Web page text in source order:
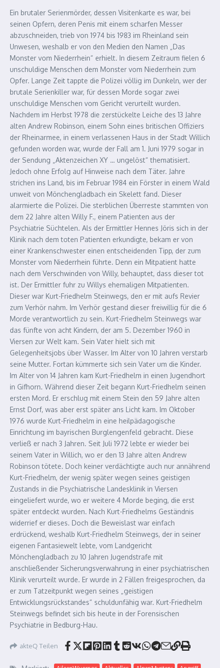
Ein brutaler Serienmörder, dessen Visitenkarte es war, bei
seinen Opfern, deren Penis mit einem scharfen Messer
abzuschneiden, trieb von 1974 bis 1983 im Rheinland sein
Unwesen, weshalb er von den Medien den Namen „Das
Monster vom Niederrhein“ erhielt. In diesem Zeitraum fielen 6
unschuldige Menschen dem Monster vom Niederrhein zum
Opfer. Lange Zeit tappte die Polizei völlig im Dunkeln, wer der
brutale Serienkiller war, für dessen Morde sogar zwei
unschuldige Menschen vom Gericht verurteilt wurden.
Nachdem im Herbst 1978 die zerstückelte Leiche des 13 Jahre
alten Andrew Robinson, einem Sohn eines britischen Offiziers
der Rheinarmee, in einem verlassenen Haus in der Stadt Willich
gefunden worden war, wurde der Fall am 1. Juni 1979 sogar in
der Sendung „Aktenzeichen XY … ungelöst“ thematisiert.
Jedoch ohne Erfolg auf Hinweise nach dem Täter. Jahre
strichen ins Land, bis im Februar 1984 ein Förster in einem Wald
unweit von Mönchengladbach ein Skelett fand. Dieser
alarmierte die Polizei. Die sterblichen Überreste stammten von
dem 22 Jahre alten Willy F., einem Patienten aus der
Psychiatrie Süchtelen. Als der Ermittler Hennes Jöris sich in der
Klinik nach dem toten Patienten erkundigte, bekam er von
einer Krankenschwester einen entscheidenden Tipp, der zum
Monster vom Niederrhein führte. Denn ein Mitpatient hatte
nach dem Verschwinden von Willy, behauptet, dass dieser tot
ist. Der Ermittler fuhr zu Willys ehemaligen Mitpatienten.
Dieser war Kurt-Friedhelm Steinwegs, den er mit aufs Revier
zum Verhör nahm. Im Verhör gestand dieser freiwillig für die 6
Morde verantwortlich zu sein. Kurt-Friedhelm Steinwegs war
das fünfte von acht Kindern, der am 5. Dezember 1960 in
Viersen zur Welt kam. Sein Vater hielt sich mit
Gelegenheitsjobs über Wasser. Im Alter von 10 Jahren verstarb
seine Mutter. Fortan kümmerte sich sein Vater um die Kinder.
Im Alter von 14 Jahren kam Kurt-Friedhelm in einen Jugendhort
in Gifhorn. Während dieser Zeit begann Kurt-Friedhelm seinen
ersten Mord. Er erschlug mit einem Stein den 59 Jahre alten
Ernst Dorf, was aber erst später ans Licht kam. Im Oktober
1976 wurde Kurt-Friedhelm in eine heilpädagogische
Einrichtung im bayrischen Burglengenfeld gebracht. Diese
verließ er nach 3 Jahren. Seit Juli 1972 lebte er wieder bei
seinem Vater in Willich, wo er den 13 Jahre alten Andrew
Robinson tötete. Doch keiner verdächtigte auch nur annährend
Kurt-Friedhelm, der wenig später wegen seines geistigen
Zustands in die Psychiatrische Landesklinik in Viersen
eingeliefert wurde, wo er weitere 4 Morde beging, die erst
später entdeckt wurden. Nach Kurt-Friedhelms Geständnis
widerrief er dieses. Doch die Beweislast war einfach
erdrückend, weshalb Kurt-Friedhelm Steinwegs, der in seiner
eigenen Fantasiewelt lebte, vom Landgericht
Mönchengladbach zu 10 Jahren Jugendstrafe mit
anschließender Sicherungsverwahrung in einer psychiatrischen
Klinik verurteilt wurde. Er wurde in 2 Fällen freigesprochen, da
er zum Tatzeitpunkt wegen seines „geistigen
Entwicklungsrückstandes“ schuldunfähig war. Kurt-Friedhelm
Steinwegs befindet sich bis heute in der Forensischen
Psychiatrie in Bedburg-Hau.
akteQ Teilen